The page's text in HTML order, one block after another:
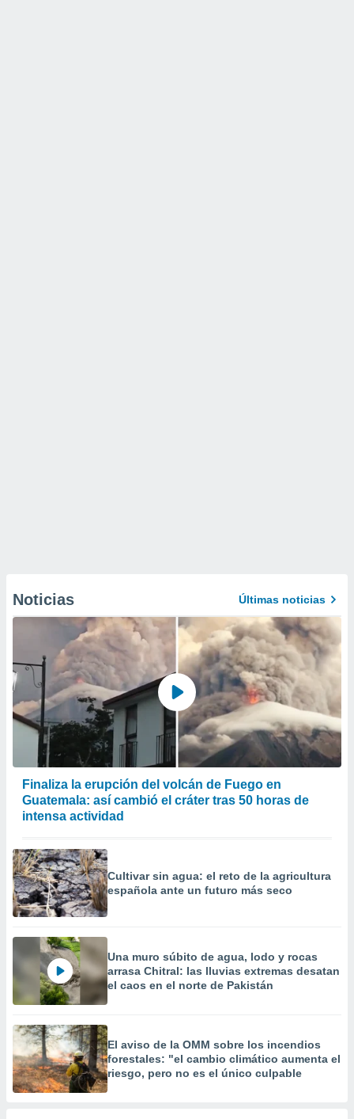
Noticias Últimas noticias
Finaliza la erupción del volcán de Fuego en
Guatemala: así cambió el cráter tras 50 horas de
intensa actividad
Cultivar sin agua: el reto de la agricultura
española ante un futuro más seco
Una muro súbito de agua, lodo y rocas
arrasa Chitral: las lluvias extremas desatan
el caos en el norte de Pakistán
El aviso de la OMM sobre los incendios
forestales: "el cambio climático aumenta el
riesgo, pero no es el único culpable